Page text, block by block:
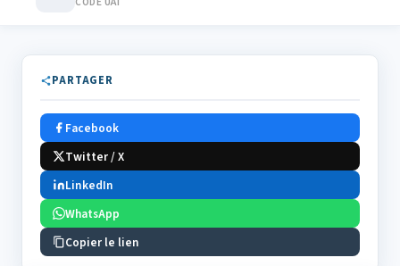
PARTAGER
Facebook
Twitter / X
LinkedIn
WhatsApp
Copier le lien